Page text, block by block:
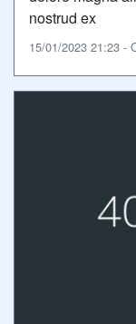
nostrud ex
15/01/2023 21:23 -